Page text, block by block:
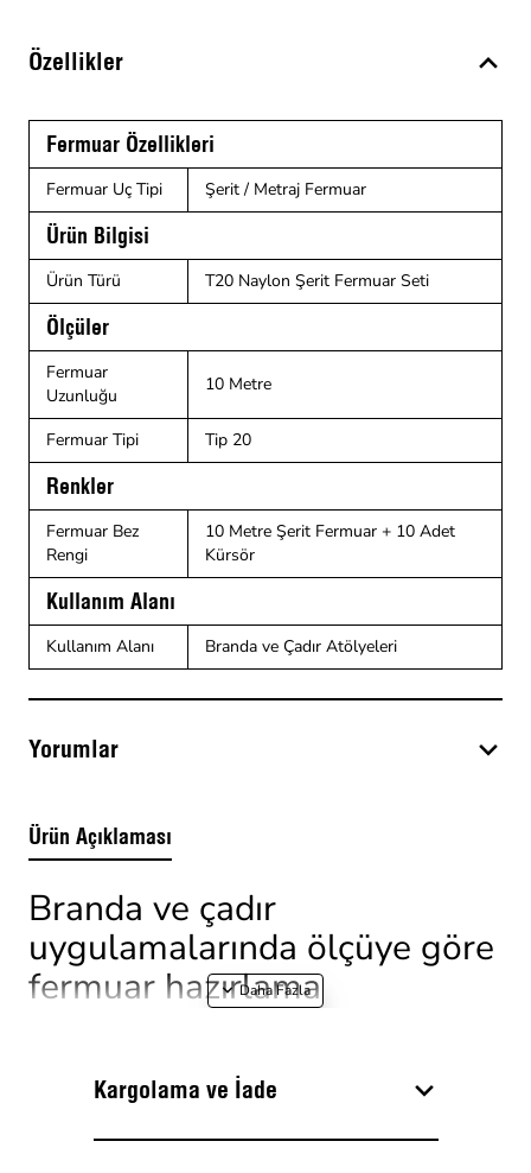
Özellikler
Fermuar Özellikleri
Fermuar Uç Tipi Şerit / Metraj Fermuar
Ürün Bilgisi
Ürün Türü T20 Naylon Şerit Fermuar Seti
Ölçüler
Fermuar
Uzunluğu
10 Metre
Fermuar Tipi Tip 20
Renkler
Fermuar Bez
Rengi
10 Metre Şerit Fermuar + 10 Adet
Kürsör
Kullanım Alanı
Kullanım Alanı Branda ve Çadır Atölyeleri
Yorumlar
Ürün Açıklaması
Branda ve çadır
uygulamalarında ölçüye göre
fermuar hazırlama
fermuar kullanmak yerine, branda veya çadırdaki kapama
hattına göre kesim yapılması gereken işler için
tasarlanmıştır. Setin içeriğinde 10 metre fermuar şeridi ile bu
Kargolama ve İade